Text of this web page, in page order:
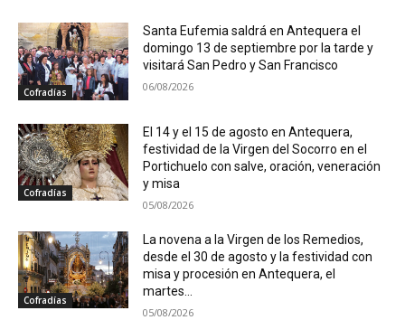
Cofradías
Santa Eufemia saldrá en Antequera el
domingo 13 de septiembre por la tarde y
visitará San Pedro y San Francisco
06/08/2026
Cofradías
El 14 y el 15 de agosto en Antequera,
festividad de la Virgen del Socorro en el
Portichuelo con salve, oración, veneración
y misa
05/08/2026
Cofradías
La novena a la Virgen de los Remedios,
desde el 30 de agosto y la festividad con
misa y procesión en Antequera, el
martes...
05/08/2026